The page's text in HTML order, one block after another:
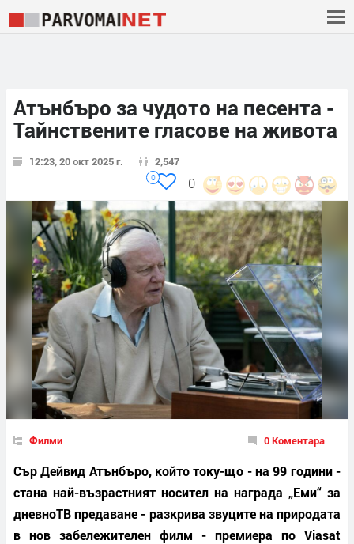
Атънбъро за чудото на песента -
Тайнствените гласове на живота
12:23, 20 окт 2025 г. 2,547
0
0
Филми 0 Коментара
Сър Дейвид Атънбъро, който току-що - на 99 години -
стана най-възрастният носител на награда „Еми“ за
дневноТВ предаване - разкрива звуците на природата
в нов забележителен филм - премиера по Viasat